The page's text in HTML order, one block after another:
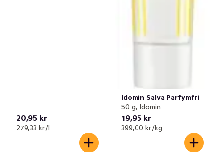
20,95 kr
279,33 kr /l
Idomin Salva Parfymfri
50 g, Idomin
19,95 kr
399,00 kr /kg